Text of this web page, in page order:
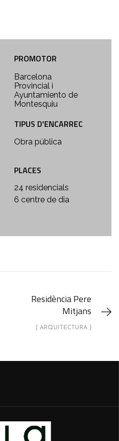
PROMOTOR
Barcelona
Provincial i
Ayuntamiento de
Montesquiu
TIPUS D'ENCARREC
Obra pública
PLACES
24 residencials
6 centre de dia
Residència Pere
Mitjans
[ ARQUITECTURA ]